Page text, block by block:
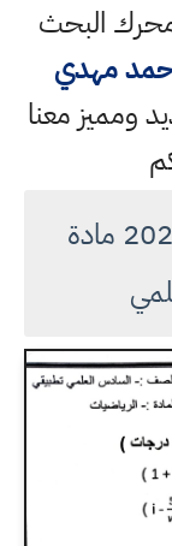
محرك البحث
مهدي
ومميز معنا
اسئلة امتحان نصف السنة 2022 مادة